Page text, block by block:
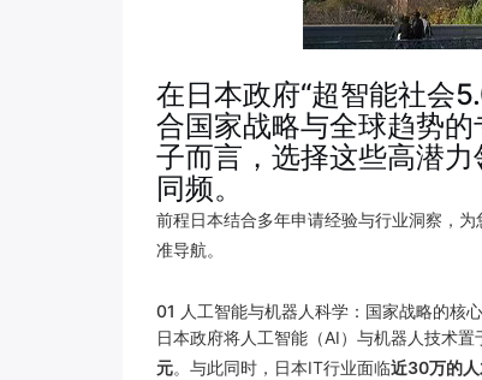
在日本政府“超智能社会
合国家战略与全球趋势
子而言，选择这些高潜
同频。
前程日本结合多年申请经验与行业洞察，为
准导航。
01 人工智能与机器人科学：国家战略的核
日本政府将人工智能（AI）与机器人技术
元。与此同时，日本IT行业面临近30万的人